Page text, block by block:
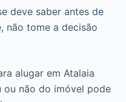
deve saber antes de
não tome a decisão
alugar em Atalaia
ou não do imóvel pode